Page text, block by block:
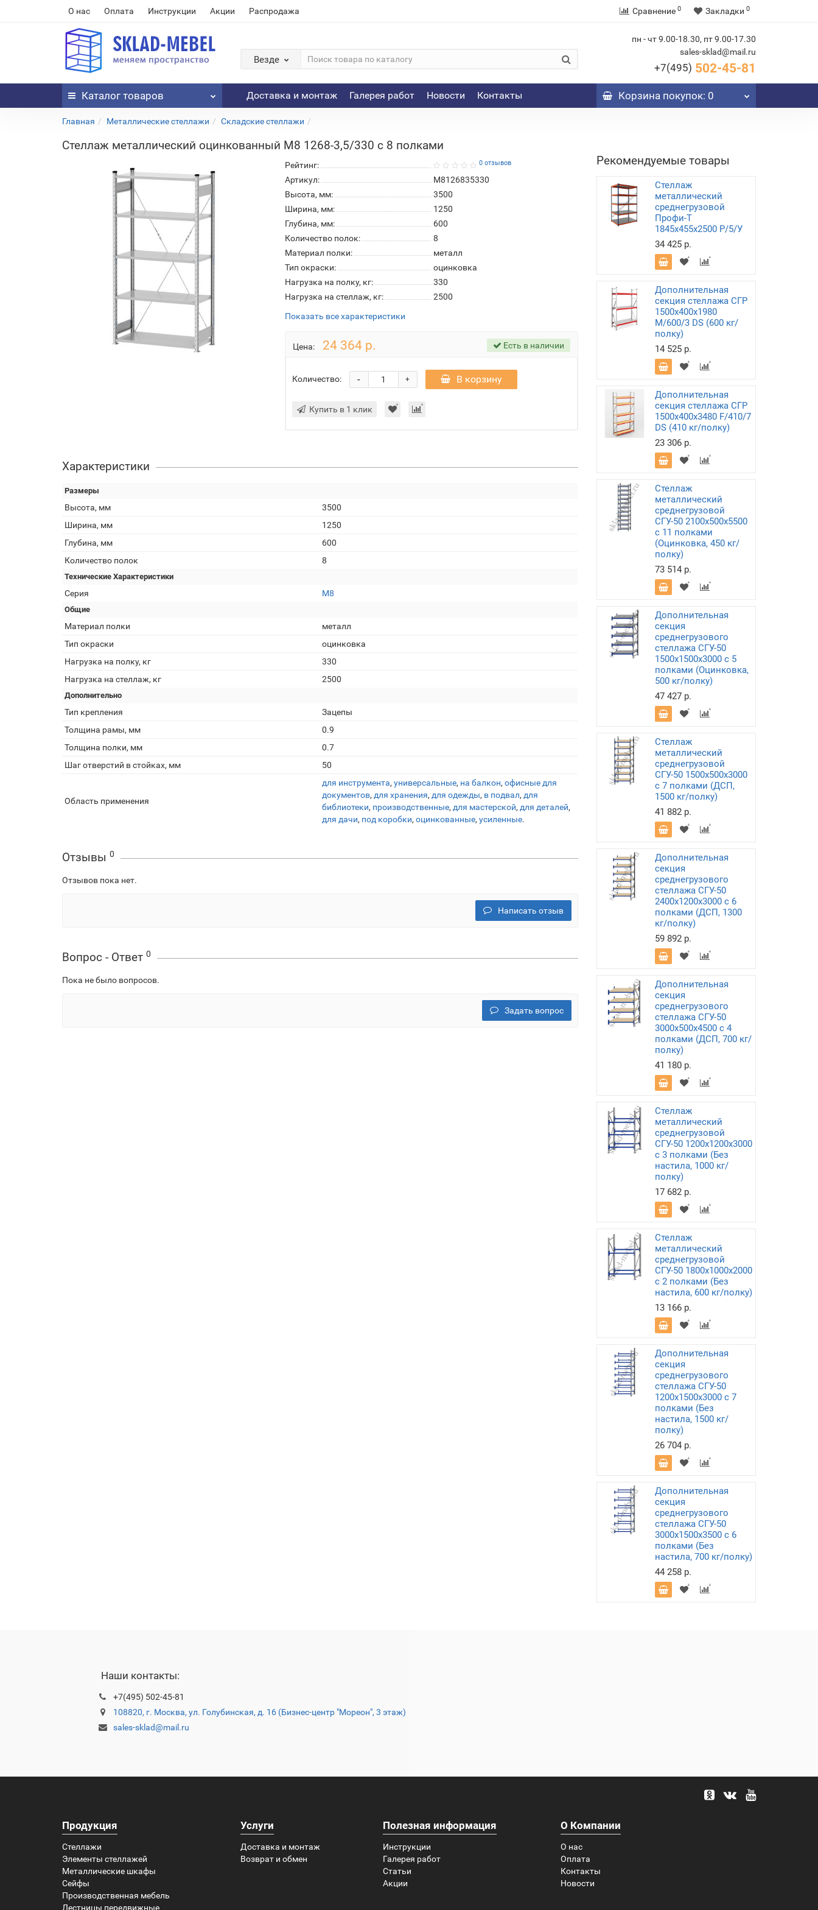
О нас Оплата Инструкции Акции Распродажа Сравнение 0 Закладки 0
Везде
пн - чт 9.00-18.30, пт 9.00-17.30
sales-sklad@mail.ru
+7(495) 502-45-81
Каталог товаров Доставка и монтаж Галерея работ Новости Контакты Корзинапокупок: 0
Главная Металлические стеллажи Складские стеллажи
Стеллаж металлический оцинкованный М8 1268-3,5/330 c 8 полками
Рейтинг: 0 отзывов
Артикул:
М8126835330
Высота, мм:
3500
Ширина, мм:
1250
Глубина, мм:
600
Количество полок:
8
Материал полки:
металл
Тип окраски:
оцинковка
Нагрузка на полку, кг:
330
Нагрузка на стеллаж, кг:
2500
Показать все характеристики
Цена: 24 364 р. Есть в наличии
Количество: +
- В корзину
Купить в 1 клик
Характеристики
Размеры
Высота, мм
3500
Ширина, мм
1250
Глубина, мм
600
Количество полок
8
Технические Характеристики
Серия М8
Общие
Материал полки
металл
Тип окраски
оцинковка
Нагрузка на полку, кг
330
Нагрузка на стеллаж, кг
2500
Дополнительно
Тип крепления
Зацепы
Толщина рамы, мм
0.9
Толщина полки, мм
0.7
Шаг отверстий в стойках, мм
50
Область применения
для инструмента, универсальные, на балкон, офисные для
документов, для хранения, для одежды, в подвал, для
библиотеки, производственные, для мастерской, для деталей,
для дачи, под коробки, оцинкованные, усиленные.
Отзывы 0
Отзывов пока нет.
Написать отзыв
Вопрос - Ответ 0
Пока не было вопросов.
Задать вопрос
Рекомендуемые товары
Стеллаж
металлический
среднегрузовой
Профи-Т
1845х455х2500 P/5/У
34 425 р.
Дополнительная
секция стеллажа СГР
1500х400х1980
M/600/3 DS (600 кг/
полку)
14 525 р.
Дополнительная
секция стеллажа СГР
1500х400х3480 F/410/7
DS (410 кг/полку)
23 306 р.
Стеллаж
металлический
среднегрузовой
СГУ-50 2100х500х5500
с 11 полками
(Оцинковка, 450 кг/
полку)
73 514 р.
Дополнительная
секция
среднегрузового
стеллажа СГУ-50
1500х1500х3000 с 5
полками (Оцинковка,
500 кг/полку)
47 427 р.
Стеллаж
металлический
среднегрузовой
СГУ-50 1500х500х3000
с 7 полками (ДСП,
1500 кг/полку)
41 882 р.
Дополнительная
секция
среднегрузового
стеллажа СГУ-50
2400х1200х3000 с 6
полками (ДСП, 1300
кг/полку)
59 892 р.
Дополнительная
секция
среднегрузового
стеллажа СГУ-50
3000х500х4500 с 4
полками (ДСП, 700 кг/
полку)
41 180 р.
Стеллаж
металлический
среднегрузовой
СГУ-50 1200х1200х3000
с 3 полками (Без
настила, 1000 кг/
полку)
17 682 р.
Стеллаж
металлический
среднегрузовой
СГУ-50 1800х1000х2000
с 2 полками (Без
настила, 600 кг/полку)
13 166 р.
Дополнительная
секция
среднегрузового
стеллажа СГУ-50
1200х1500х3000 с 7
полками (Без
настила, 1500 кг/
полку)
26 704 р.
Дополнительная
секция
среднегрузового
стеллажа СГУ-50
3000х1500х3500 с 6
полками (Без
настила, 700 кг/полку)
44 258 р.
Наши контакты:
+7(495) 502-45-81
108820, г. Москва, ул. Голубинская, д. 16 (Бизнес-центр "Мореон", 3 этаж)
sales-sklad@mail.ru
Продукция
Стеллажи
Элементы стеллажей
Металлические шкафы
Сейфы
Производственная мебель
Лестницы передвижные
Услуги
Доставка и монтаж
Возврат и обмен
Полезная информация
Инструкции
Галерея работ
Статьи
Акции
О Компании
О нас
Оплата
Контакты
Новости